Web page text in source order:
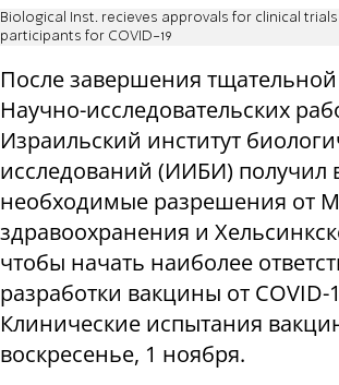
Biological Inst. recieves approvals for clinical
participants for COVID-19
После завершения тщательной
Научно-исследовательских
Израильский институт
исследований (ИИБИ) получил
необходимые разрешения от
здравоохранения и
чтобы начать наиболее
разработки вакцины от COVID-
Клинические испытания
воскресенье, 1 ноября.